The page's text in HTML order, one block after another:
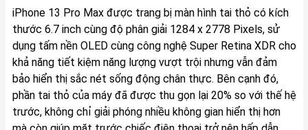
iPhone 13 Pro Max được trang bị màn hình tai thỏ có kích
thước 6.7 inch cùng độ phân giải 1284 x 2778 Pixels, sử
dụng tấm nền OLED cùng công nghệ Super Retina XDR cho
khả năng tiết kiệm năng lượng vượt trội nhưng vẫn đảm
bảo hiển thị sắc nét sống động chân thực. Bên cạnh đó,
phần tai thỏ của máy đã được thu gọn lại 20% so với thế hệ
trước, không chỉ giải phóng nhiều không gian hiển thị hơn